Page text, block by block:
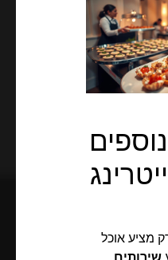
מציע אוכל
שירותים